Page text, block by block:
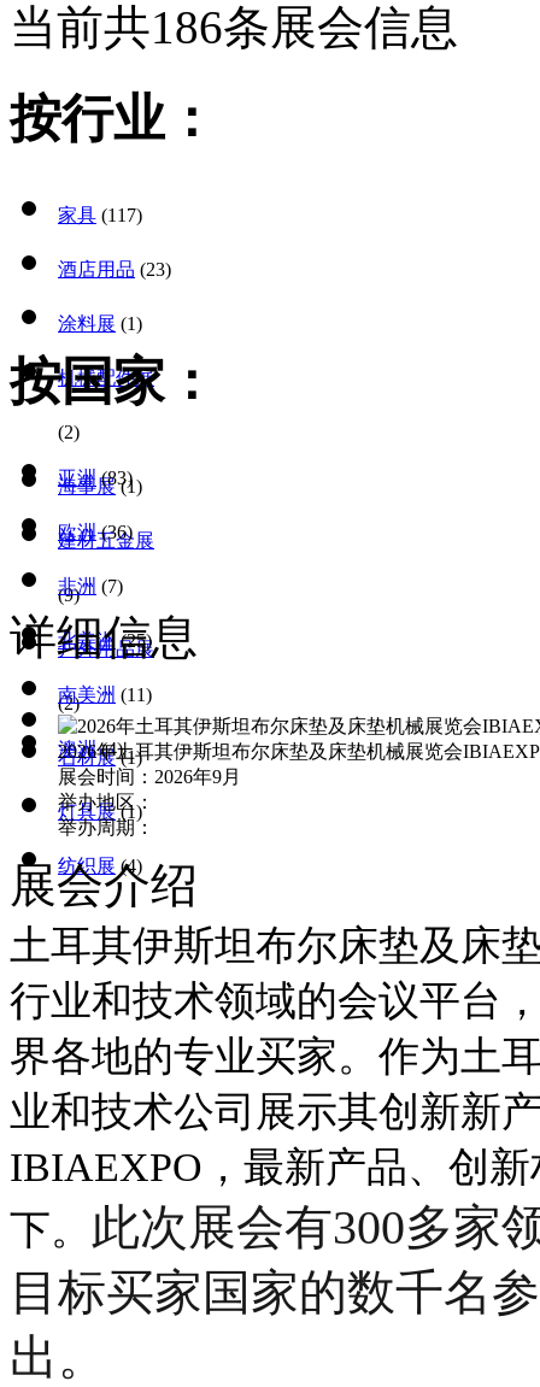
当前共186条展会信息
按行业：
家具 (117)
酒店用品 (23)
涂料展 (1)
机械配件展
(2)
海事展 (1)
建材五金展
(9)
户外用品展
(2)
石材展 (1)
灯具展 (1)
纺织展 (4)
按国家：
亚洲 (83)
欧洲 (36)
非洲 (7)
北美洲 (25)
南美洲 (11)
澳洲 (4)
详细信息
2026年土耳其伊斯坦布尔床垫及床垫机械展览会
展会时间：2026年9月
举办地区：
举办周期：
展会介绍
土耳其伊斯坦布尔床垫及床
行业和技术领域的会议平台
界各地的专业买家。作为土
业和技术公司展示其创新新
IBIAEXPO，最新产品、创
下。 此次展会有300多家
目标买家国家的数千名
出。